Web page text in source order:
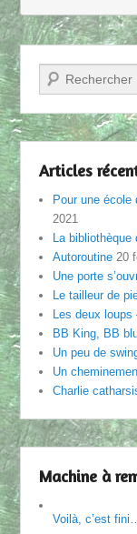
Recherche
Articles
Pour une école
2021
La bibliothèque
Autoroutine 20
Une porte
Le tailleur de
Les deux loups
BB King, BB
Un peu de
Un
Charlie
Machine à
Voilà, c’est fini…